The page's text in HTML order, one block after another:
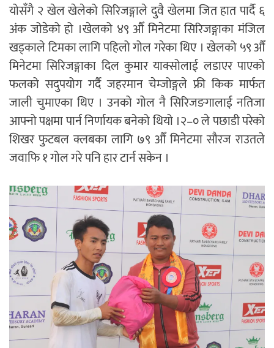
योसँगै २ खेल खेलेको सिरिजङ्गाले दुवै खेलमा जित हात पार्दै ६
अंक जोडेको हो ।खेलको ४९ औँ मिनेटमा सिरिजङ्गाका मंजिल
खड्काले टिमका लागि पहिलो गोल गरेका थिए । खेलको ५९ औँ
मिनेटमा सिरिजङ्गाका दिल कुमार याक्सोलाई लडाएर पाएको
फलको सदुपयोग गर्दै जहरमान चेम्जोङ्गले फ्री किक मार्फत
जाली चुमाएका थिए । उनको गोल नै सिरिजङगालाई नतिजा
आफ्नो पक्षमा पार्न निर्णायक बनेको थियो ।२–० ले पछाडी परेको
शिखर फुटबल क्लबका लागि ७९ औँ मिनेटमा सौरज राउतले
जवाफि १ गोल गरे पनि हार टार्न सकेन ।